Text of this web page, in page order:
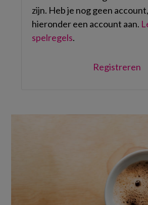
zijn. Heb je nog geen
hieronder een account aan.
spelregels.
Registreren